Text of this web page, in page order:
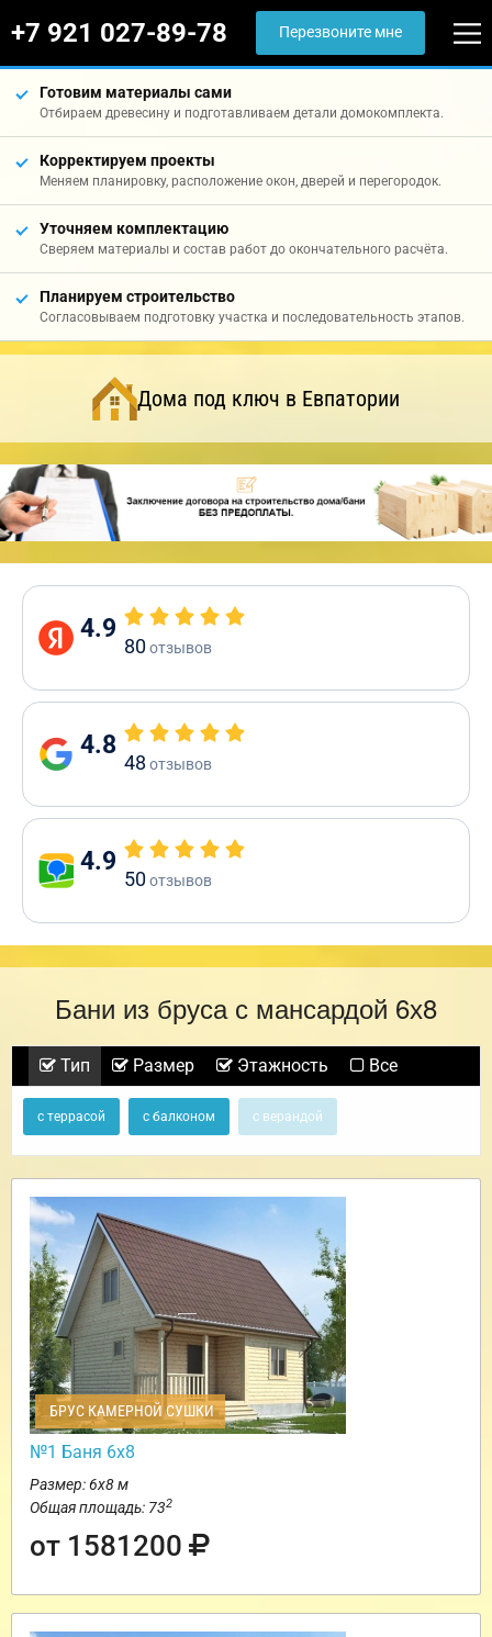
+7 921 027-89-78 Перезвоните мне
Готовим материалы сами
Отбираем древесину и подготавливаем детали домокомплекта.
Корректируем проекты
Меняем планировку, расположение окон, дверей и перегородок.
Уточняем комплектацию
Сверяем материалы и состав работ до окончательного расчёта.
Планируем строительство
Согласовываем подготовку участка и последовательность этапов.
Дома под ключ в Евпатории
4.9
80отзывов
4.8
48 отзывов
4.9
50отзывов
Бани из бруса с мансардой 6х8
Тип Размер Этажность Все
с террасой с балконом с верандой
БРУС КАМЕРНОЙ СУШКИ
№1 Баня 6х8
Размер: 6х8 м
Общая площадь: 732
от 1581200